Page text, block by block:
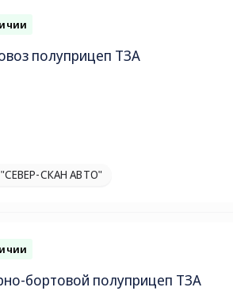
полуприцеп ТЗА
СКАН АВТО"
бортовой полуприцеп ТЗА